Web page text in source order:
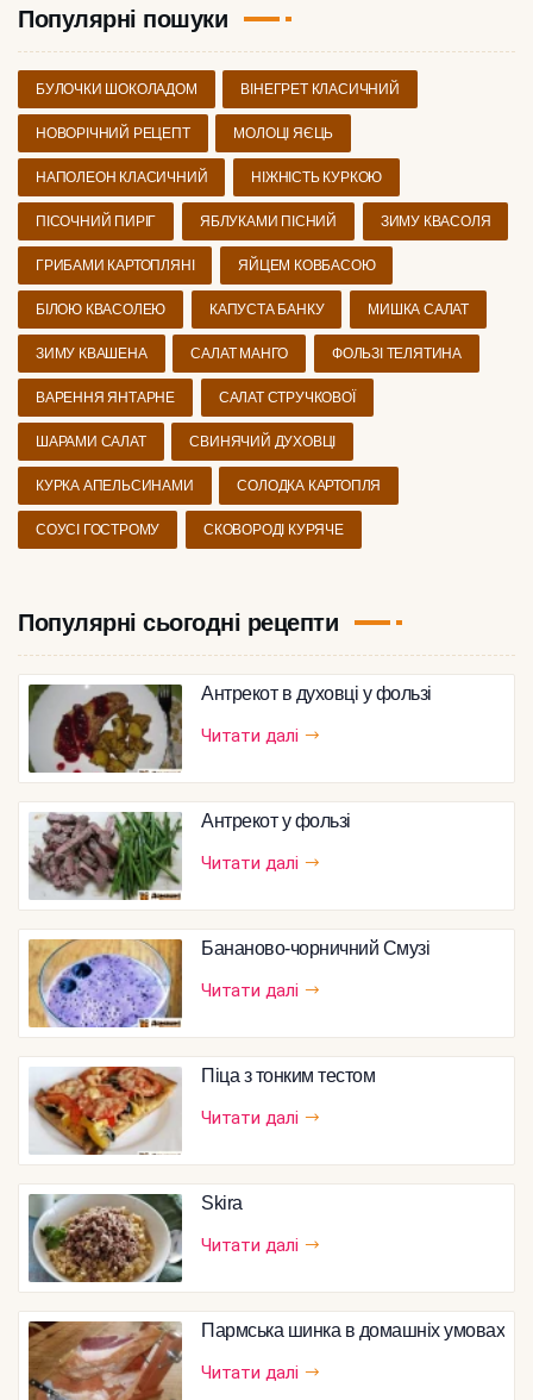
Популярні пошуки
БУЛОЧКИ ШОКОЛАДОМ ВІНЕГРЕТ КЛАСИЧНИЙ
НОВОРІЧНИЙ РЕЦЕПТ МОЛОЦІ ЯЄЦЬ
НАПОЛЕОН КЛАСИЧНИЙ НІЖНІСТЬ КУРКОЮ
ПІСОЧНИЙ ПИРІГ ЯБЛУКАМИ ПІСНИЙ ЗИМУ КВАСОЛЯ
ГРИБАМИ КАРТОПЛЯНІ ЯЙЦЕМ КОВБАСОЮ
БІЛОЮ КВАСОЛЕЮ КАПУСТА БАНКУ МИШКА САЛАТ
ЗИМУ КВАШЕНА САЛАТ МАНГО ФОЛЬЗІ ТЕЛЯТИНА
ВАРЕННЯ ЯНТАРНЕ САЛАТ СТРУЧКОВОЇ
ШАРАМИ САЛАТ СВИНЯЧИЙ ДУХОВЦІ
КУРКА АПЕЛЬСИНАМИ СОЛОДКА КАРТОПЛЯ
СОУСІ ГОСТРОМУ СКОВОРОДІ КУРЯЧЕ
Популярні сьогодні рецепти
Антрекот в духовці у фользі
Читати далі
Антрекот у фользі
Читати далі
Бананово-чорничний Смузі
Читати далі
Піца з тонким тестом
Читати далі
Skira
Читати далі
Пармська шинка в домашніх умовах
Читати далі